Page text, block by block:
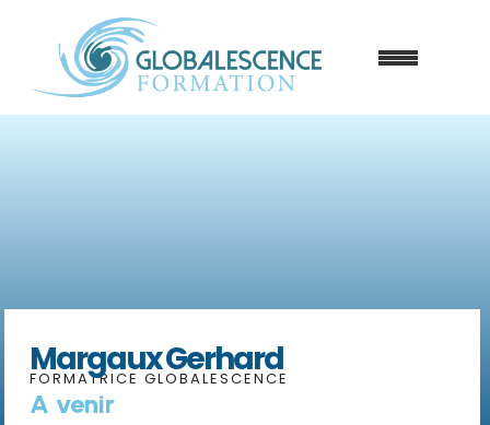
FORMATRICE GLOBALESCENCE
Margaux Gerhard
A venir